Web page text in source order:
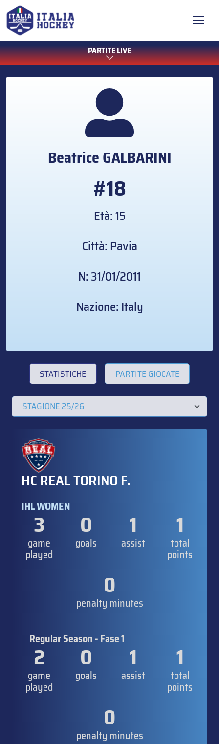
PARTITE LIVE
BeatriceGALBARINI
#18
Età: 15
Città: Pavia
N: 31/01/2011
Nazione: Italy
STATISTICHE PARTITE GIOCATE
HC REAL TORINO F.
IHL WOMEN
3
game
played
0
goals
1
assist
1
total
points
0
penalty minutes
Regular Season - Fase 1
2
game
played
0
goals
1
assist
1
total
points
0
penalty minutes